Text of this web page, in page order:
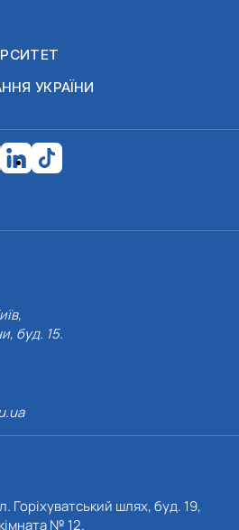
УКРАЇНИ
буд. 15.
Горіхуватський шлях, буд. 19,
№ 12.